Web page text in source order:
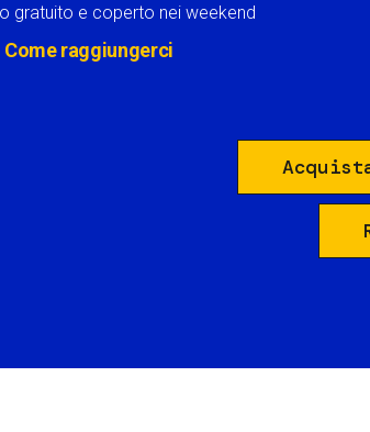
gratuito e coperto nei weekend
Come raggiungerci